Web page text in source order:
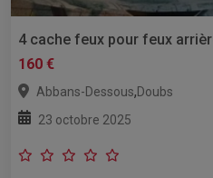
4 cache feux pour feux
160 €
Abbans-Dessous,Doubs
23 octobre 2025